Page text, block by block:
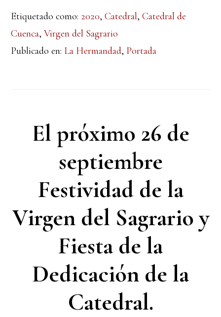
Etiquetado como: 2020,Catedral,Catedral de
Cuenca,Virgen del Sagrario
Publicado en: La Hermandad, Portada
El próximo 26 de
septiembre
Festividad de la
Virgen del Sagrario y
Fiesta de la
Dedicación de la
Catedral.